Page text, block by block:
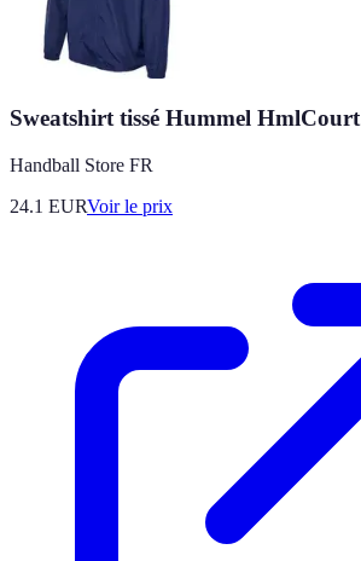
Sweatshirt tissé Hummel HmlCourt
Handball Store FR
24.1 EURVoir le prix